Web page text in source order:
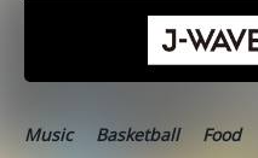
Music Basketball Food